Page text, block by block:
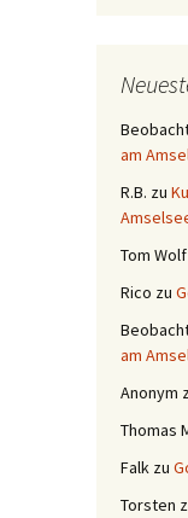
am
R.B. zu
Tom Wolf
Rico zu
am
Anonym
Thomas
Falk zu
Torsten